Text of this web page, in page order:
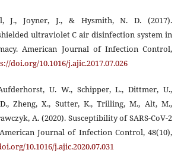
J., Joyner, J., & Hysmith, N. D. (2017).
ultraviolet C air disinfection system in
American Journal of Infection Control,
doi.org/10.1016/j.ajic.2017.07.026
U. W., Schipper, L., Dittmer, U.,
Zheng, X., Sutter, K., Trilling, M., Alt, M.,
A. (2020). Susceptibility of SARS-CoV-2
Journal of Infection Control, 48(10),
10.1016/j.ajic.2020.07.031